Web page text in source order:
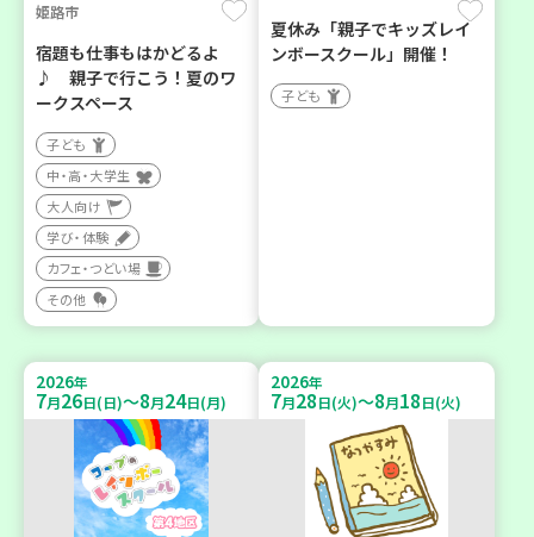
姫路市
宿題も仕事もはかどるよ
♪ 親子で行こう！夏のワ
ークスペース
子ども
中・高・大学生
大人向け
学び・体験
カフェ・つどい場
その他
夏休み「親子でキッズレイ
ンボースクール」開催！
子ども
2026年
7月26日(日)～8月24日(月)
2026年
7月28日(火)～8月18日(火)